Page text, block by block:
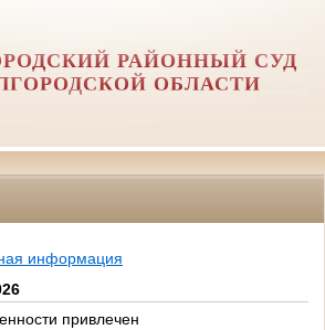
РАЙОННЫЙ СУД
ОБЛАСТИ
информация
привлечен